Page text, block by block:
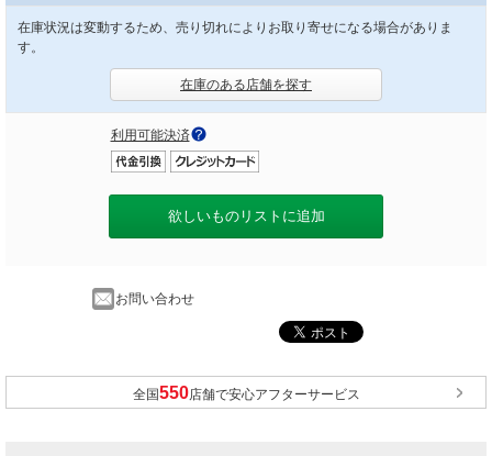
在庫状況は変動するため、売り切れによりお取り寄せになる場合がありま
す。
在庫のある店舗を探す
利用可能決済
欲しいものリストに追加
お問い合わせ
全国 店舗で安心アフターサービス